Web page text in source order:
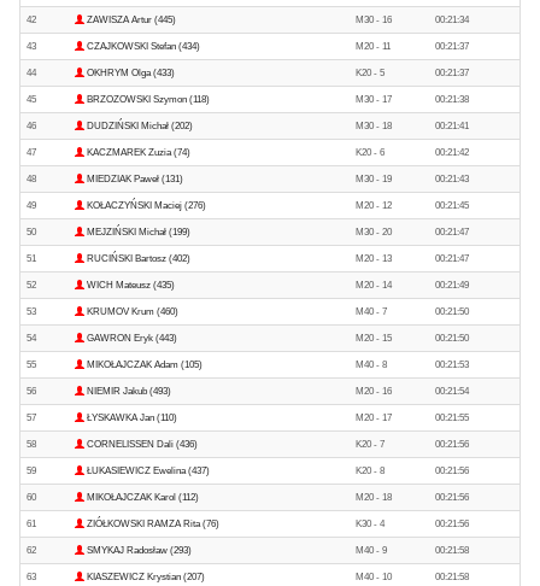
42 ZAWISZA Artur (445) M30 - 16 00:21:34
43 CZAJKOWSKI Stefan (434) M20 - 11 00:21:37
44 OKHRYM Olga (433) K20 - 5 00:21:37
45 BRZOZOWSKI Szymon (118) M30 - 17 00:21:38
46 DUDZIŃSKI Michał (202) M30 - 18 00:21:41
47 KACZMAREK Zuzia (74) K20 - 6 00:21:42
48 MIEDZIAK Paweł (131) M30 - 19 00:21:43
49 KOŁACZYŃSKI Maciej (276) M20 - 12 00:21:45
50 MEJZIŃSKI Michał (199) M30 - 20 00:21:47
51 RUCIŃSKI Bartosz (402) M20 - 13 00:21:47
52 WICH Mateusz (435) M20 - 14 00:21:49
53 KRUMOV Krum (460) M40 - 7 00:21:50
54 GAWRON Eryk (443) M20 - 15 00:21:50
55 MIKOŁAJCZAK Adam (105) M40 - 8 00:21:53
56 NIEMIR Jakub (493) M20 - 16 00:21:54
57 ŁYSKAWKA Jan (110) M20 - 17 00:21:55
58 CORNELISSEN Dali (436) K20 - 7 00:21:56
59 ŁUKASIEWICZ Ewelina (437) K20 - 8 00:21:56
60 MIKOŁAJCZAK Karol (112) M20 - 18 00:21:56
61 ZIÓŁKOWSKI RAMZA Rita (76) K30 - 4 00:21:56
62 SMYKAJ Radosław (293) M40 - 9 00:21:58
63 KIASZEWICZ Krystian (207) M40 - 10 00:21:58